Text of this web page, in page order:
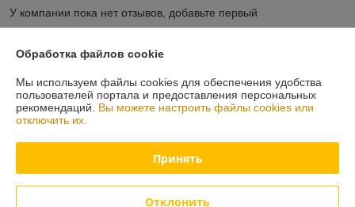
У компании пока нет отзывов, добавьте первый
О нас
Контакты
График работы
Обработка файлов cookie
Мы используем файлы cookies для обеспечения удобства
пользователей портала и предоставления персональных
рекомендаций. Вы можете настроить файлы cookies или
отключить их.
Принять
Отклонить